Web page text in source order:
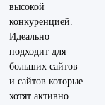
высокой
конкуренцией.
Идеально
подходит для
больших сайтов
и сайтов которые
хотят активно